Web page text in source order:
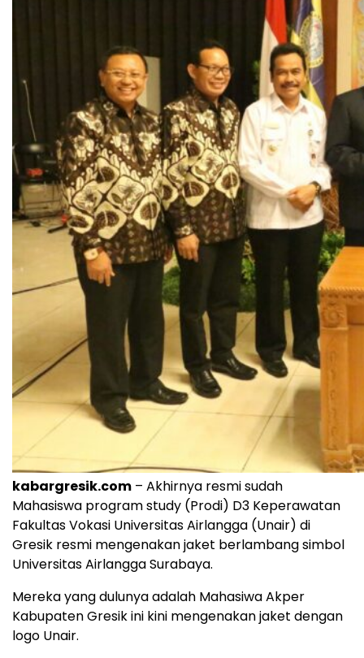
kabargresik.com – Akhirnya resmi sudah
Mahasiswa program study (Prodi) D3 Keperawatan
Fakultas Vokasi Universitas Airlangga (Unair) di
Gresik resmi mengenakan jaket berlambang simbol
Universitas Airlangga Surabaya.
Mereka yang dulunya adalah Mahasiwa Akper
Kabupaten Gresik ini kini mengenakan jaket dengan
logo Unair.